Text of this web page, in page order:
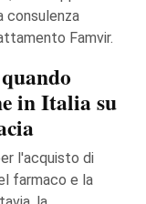
consulenza
Famvir.
in Italia su
l'acquisto di
farmaco e la